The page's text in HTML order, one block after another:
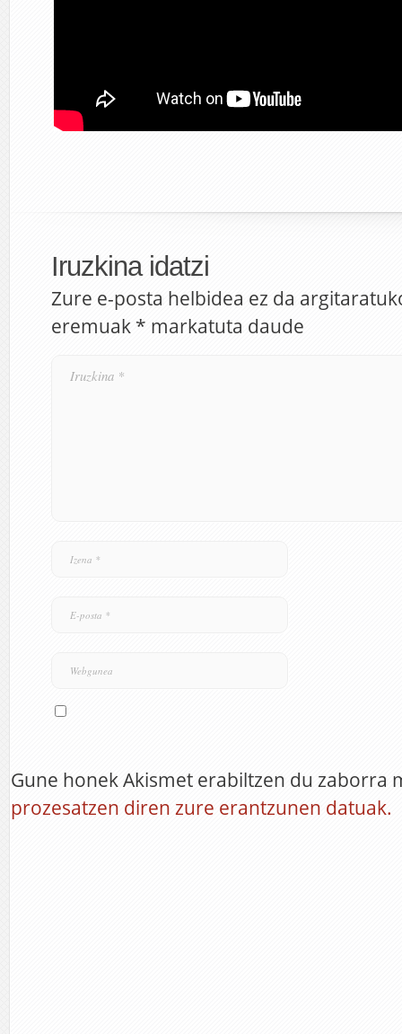
Iruzkina idatzi
Zure e-posta helbidea ez da
eremuak * markatuta daude
Gune honek Akismet erabiltzen du zaborra
prozesatzen diren zure erantzunen datuak.